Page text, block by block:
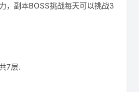
，副本BOSS挑战每天可以挑战3
7层.